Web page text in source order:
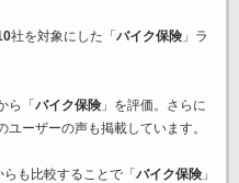
社を対象にした「 バイク保険」ラ
ら「 バイク保険」を評価。さらに
ーザーの声も掲載しています。
も比較することで「 バイク保険」